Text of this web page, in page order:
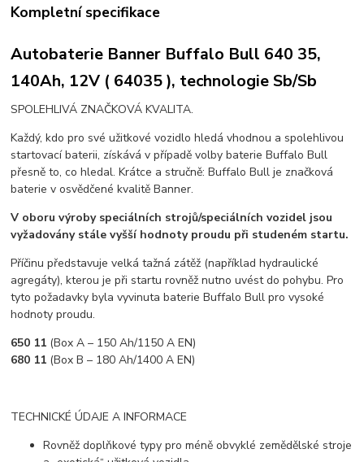
Kompletní specifikace
Autobaterie Banner Buffalo Bull 640 35,
140Ah, 12V ( 64035 ), technologie Sb/Sb
SPOLEHLIVÁ ZNAČKOVÁ KVALITA.
Každý, kdo pro své užitkové vozidlo hledá vhodnou a spolehlivou
startovací baterii, získává v případě volby baterie Buffalo Bull
přesně to, co hledal. Krátce a stručně: Buffalo Bull je značková
baterie v osvědčené kvalitě Banner.
V oboru výroby speciálních strojů/speciálních vozidel jsou
vyžadovány stále vyšší hodnoty proudu při studeném startu.
Příčinu představuje velká tažná zátěž (například hydraulické
agregáty), kterou je při startu rovněž nutno uvést do pohybu. Pro
tyto požadavky byla vyvinuta baterie Buffalo Bull pro vysoké
hodnoty proudu.
650 11 (Box A – 150 Ah/1150 A EN)
680 11 (Box B – 180 Ah/1400 A EN)
TECHNICKÉ ÚDAJE A INFORMACE
Rovněž doplňkové typy pro méně obvyklé zemědělské stroje